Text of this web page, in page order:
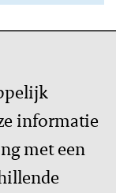
informatie
met een